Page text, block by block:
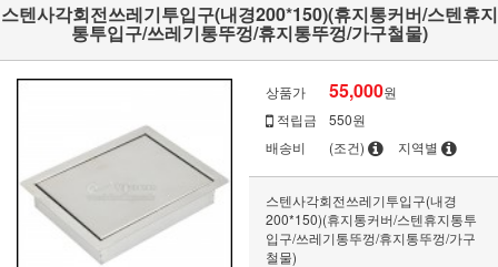
스텐사각회전쓰레기투입구(내경200*150)(휴지통커버/스텐휴지
통투입구/쓰레기통뚜껑/휴지통뚜껑/가구철물)
상품가 55,000원
적립금
550원
배송비
(조건) 지역별
스텐사각회전쓰레기투입구(내경
200*150)(휴지통커버/스텐휴지통투
입구/쓰레기통뚜껑/휴지통뚜껑/가구
철물)